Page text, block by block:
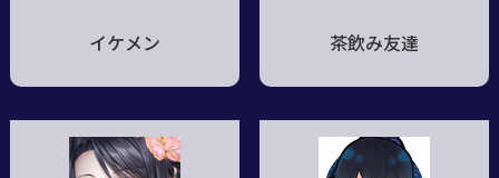
た見目に反し、中身は残
念ながら曰く付き――不良気
ばふらりへらりと気楽に
イケメン
過去を微塵も感じさせぬ
程に、ゆるりと構えた泰
ば大らか、悪く言えば図
茶飲み友達